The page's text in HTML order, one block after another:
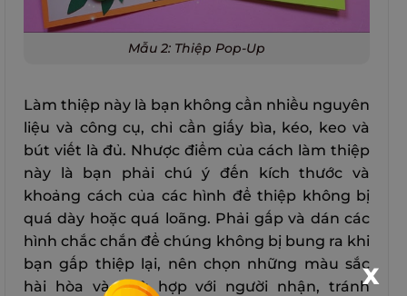
Mẫu 2: Thiệp Pop-Up
Làm thiệp này là bạn không cần nhiều nguyên
liệu và công cụ, chỉ cần giấy bìa, kéo, keo và
bút viết là đủ. Nhược điểm của cách làm thiệp
này là bạn phải chú ý đến kích thước và
khoảng cách của các hình để thiệp không bị
quá dày hoặc quá loãng. Phải gấp và dán các
hình chắc chắn để chúng không bị bung ra khi
bạn gấp thiệp lại, nên chọn những màu sắc
hài hòa và phù hợp với người nhận, tránhX